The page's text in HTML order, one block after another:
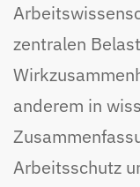
zentralen
anderem in
Arbeitsschutz